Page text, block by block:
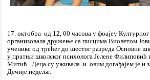
17. октобра од 12, 00 часова у фоајеу Културног
организовала дружење са писцима Виолетом
ученике од трећег до шестог разреда Основне
у пратњи школског психолога Јелене
Митић . Деца су уживала и овим догађајем је и
Дечије недеље.